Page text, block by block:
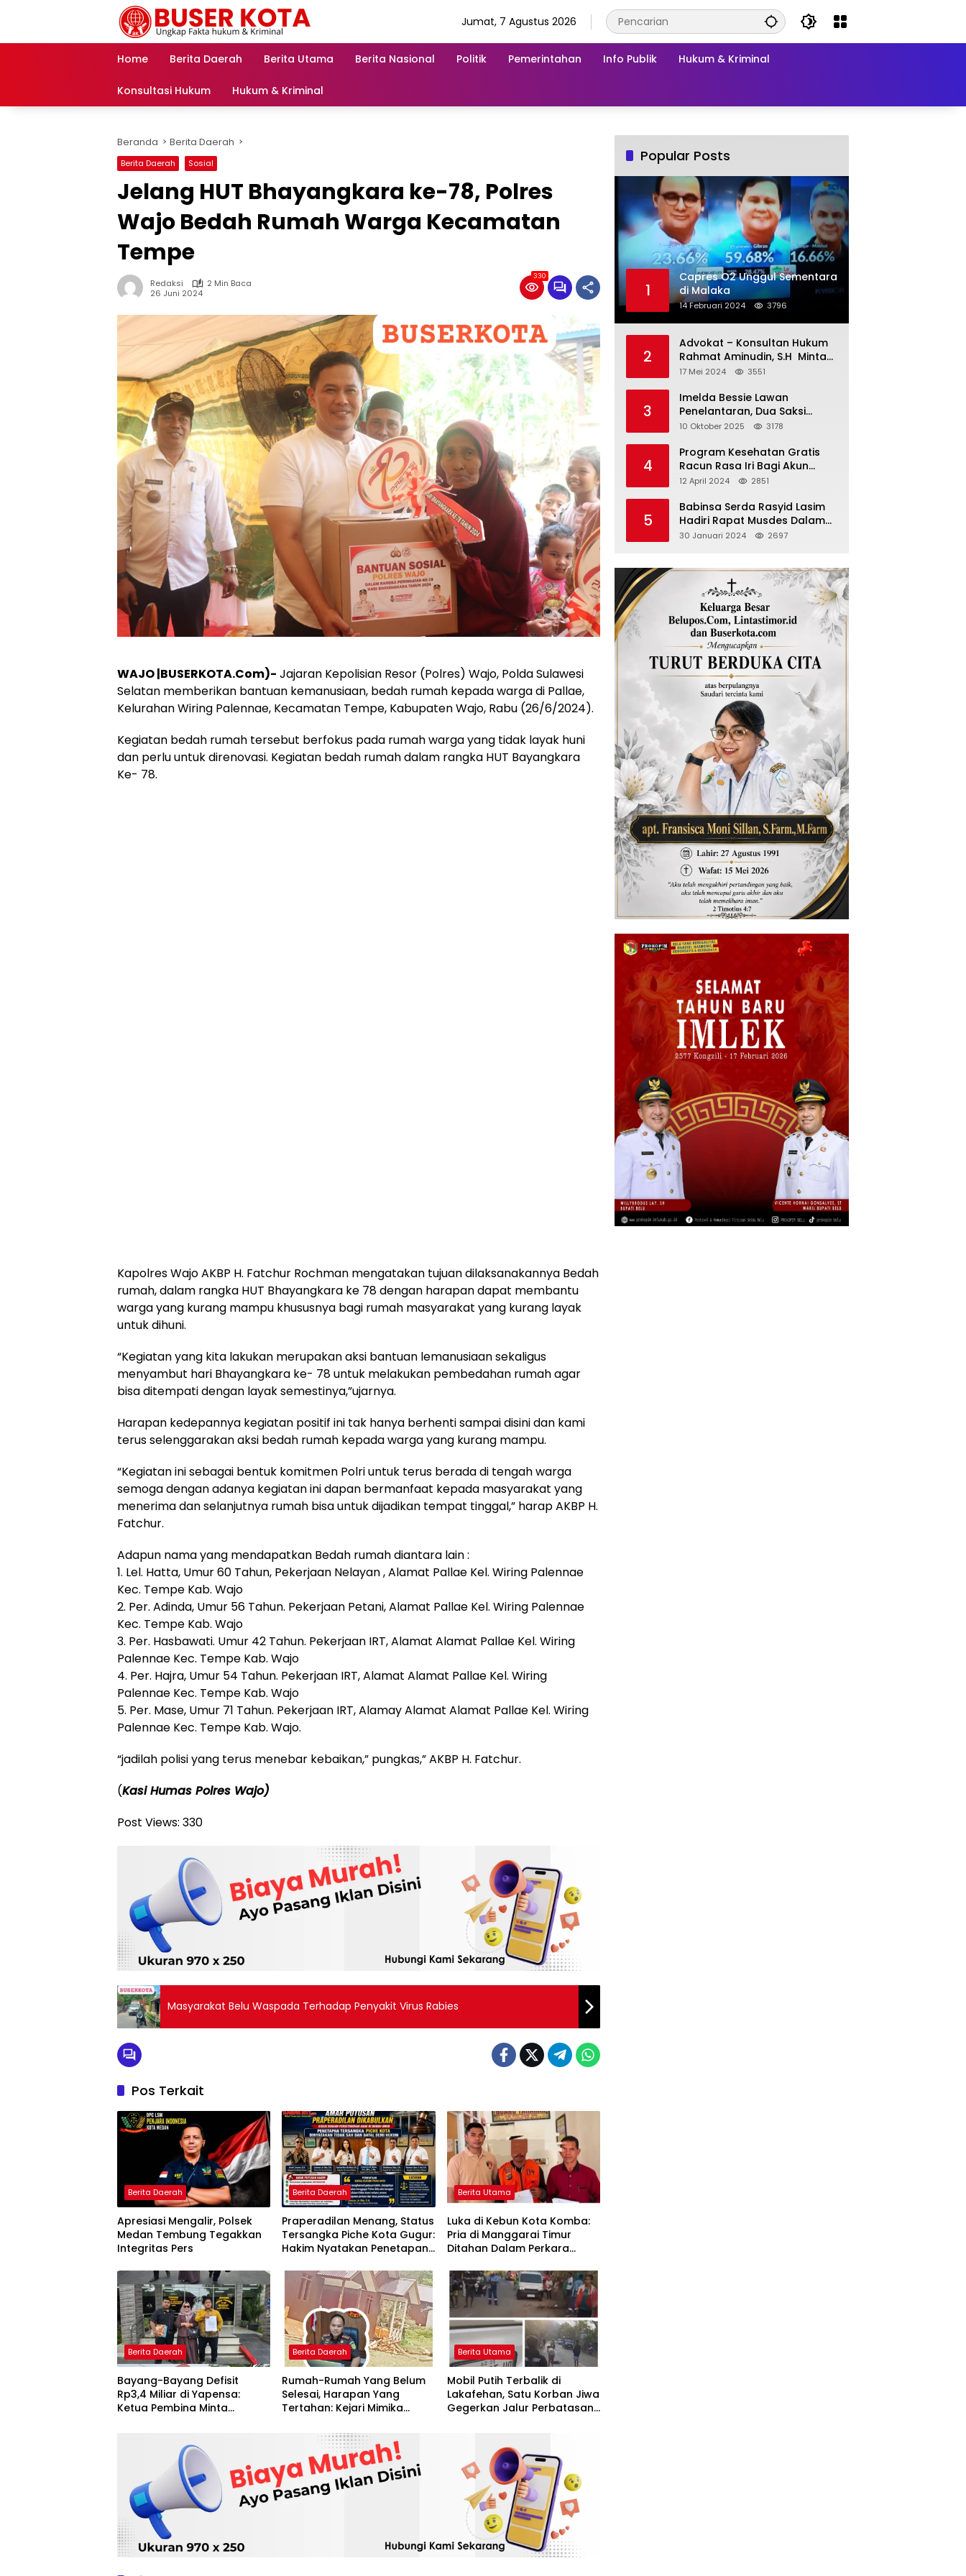
Jumat, 7 Agustus 2026
Home Berita Daerah Berita Utama Berita Nasional Politik Pemerintahan Info Publik Hukum & Kriminal
Konsultasi Hukum Hukum & Kriminal
Beranda Berita Daerah
Berita Daerah Sosial
Jelang HUT Bhayangkara ke-78, Polres
Wajo Bedah Rumah Warga Kecamatan
Tempe
Redaksi
2 Min Baca
26 Juni 2024
330
WAJO |BUSERKOTA.Com)- Jajaran Kepolisian Resor (Polres) Wajo, Polda Sulawesi
Selatan memberikan bantuan kemanusiaan, bedah rumah kepada warga di Pallae,
Kelurahan Wiring Palennae, Kecamatan Tempe, Kabupaten Wajo, Rabu (26/6/2024).
Kegiatan bedah rumah tersebut berfokus pada rumah warga yang tidak layak huni
dan perlu untuk direnovasi. Kegiatan bedah rumah dalam rangka HUT Bayangkara
Ke- 78.
Kapolres Wajo AKBP H. Fatchur Rochman mengatakan tujuan dilaksanakannya Bedah
rumah, dalam rangka HUT Bhayangkara ke 78 dengan harapan dapat membantu
warga yang kurang mampu khususnya bagi rumah masyarakat yang kurang layak
untuk dihuni.
“Kegiatan yang kita lakukan merupakan aksi bantuan lemanusiaan sekaligus
menyambut hari Bhayangkara ke- 78 untuk melakukan pembedahan rumah agar
bisa ditempati dengan layak semestinya,”ujarnya.
Harapan kedepannya kegiatan positif ini tak hanya berhenti sampai disini dan kami
terus selenggarakan aksi bedah rumah kepada warga yang kurang mampu.
“Kegiatan ini sebagai bentuk komitmen Polri untuk terus berada di tengah warga
semoga dengan adanya kegiatan ini dapan bermanfaat kepada masyarakat yang
menerima dan selanjutnya rumah bisa untuk dijadikan tempat tinggal,” harap AKBP H.
Fatchur.
Adapun nama yang mendapatkan Bedah rumah diantara lain :
1. Lel. Hatta, Umur 60 Tahun, Pekerjaan Nelayan , Alamat Pallae Kel. Wiring Palennae
Kec. Tempe Kab. Wajo
2. Per. Adinda, Umur 56 Tahun. Pekerjaan Petani, Alamat Pallae Kel. Wiring Palennae
Kec. Tempe Kab. Wajo
3. Per. Hasbawati. Umur 42 Tahun. Pekerjaan IRT, Alamat Alamat Pallae Kel. Wiring
Palennae Kec. Tempe Kab. Wajo
4. Per. Hajra, Umur 54 Tahun. Pekerjaan IRT, Alamat Alamat Pallae Kel. Wiring
Palennae Kec. Tempe Kab. Wajo
5. Per. Mase, Umur 71 Tahun. Pekerjaan IRT, Alamay Alamat Alamat Pallae Kel. Wiring
Palennae Kec. Tempe Kab. Wajo.
“jadilah polisi yang terus menebar kebaikan,” pungkas,” AKBP H. Fatchur.
(Kasi Humas Polres Wajo)
Post Views: 330
Masyarakat Belu Waspada Terhadap Penyakit Virus Rabies
Pos Terkait
Berita Daerah
Apresiasi Mengalir, Polsek
Medan Tembung Tegakkan
Integritas Pers
Berita Daerah
Praperadilan Menang, Status
Tersangka Piche Kota Gugur:
Hakim Nyatakan Penetapan
Berita Utama
Luka di Kebun Kota Komba:
Pria di Manggarai Timur
Ditahan Dalam Perkara
Terhadap Anak
Berita Daerah
Bayang-Bayang Defisit
Rp3,4 Miliar di Yapensa:
Ketua Pembina Minta
Berita Daerah
Rumah-Rumah Yang Belum
Selesai, Harapan Yang
Tertahan: Kejari Mimika
Proyek Otsus di Hoeya
Berita Utama
Mobil Putih Terbalik di
Lakafehan, Satu Korban Jiwa
Gegerkan Jalur Perbatasan
Popular Posts
1
Capres O2 Unggul Sementara
di Malaka
14 Februari 2024 3796
2
Advokat – Konsultan Hukum
Rahmat Aminudin, S.H Minta
“Polisi Segara Tuntaskan
17 Mei 2024 3551
3
Imelda Bessie Lawan
Penelantaran, Dua Saksi
Diperiksa
10 Oktober 2025 3178
4
Program Kesehatan Gratis
Racun Rasa Iri Bagi Akun
Palsu Medsos
12 April 2024 2851
5
Babinsa Serda Rasyid Lasim
Hadiri Rapat Musdes Dalam
Pebahasan RAPBDES Bereliku
30 Januari 2024 2697